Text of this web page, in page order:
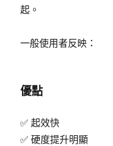
起。
一般使用者反映：
優點
✅ 起效快
✅ 硬度提升明顯